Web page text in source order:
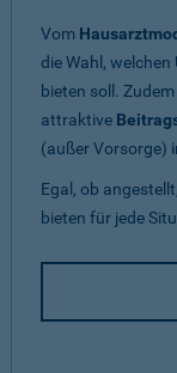
Vom
die Wahl,
bieten soll.
attraktive
(außer Vorsorge)
Egal, ob
bieten für jede